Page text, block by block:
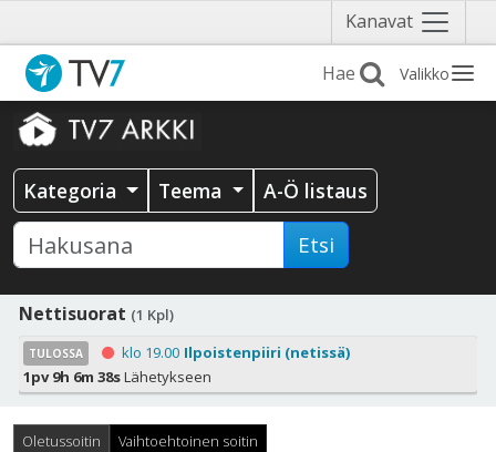
Kanavat Näytä
valikko
Valikko
Kategoria Teema A-Ö listaus
Etsi
Nettisuorat (1 Kpl)
TULOSSA klo 19.00 Ilpoistenpiiri (netissä)
1pv 9h 6m 38sLähetykseen
Oletussoitin Vaihtoehtoinen soitin